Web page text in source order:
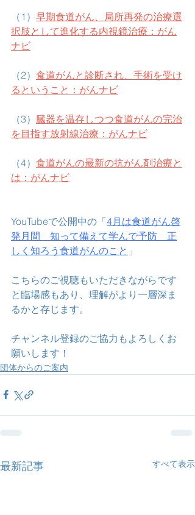
（1） 早期食道がん、局所再発の治療選
択肢として進化する内視鏡治療：がん
ナビ
（2） 食道がんと診断され、手術を受け
るということ：がんナビ
（3） 臓器を温存しつつ食道がんの完治
を目指す放射線治療：がんナビ
（4） 食道がんの最新の抗がん剤治療と
は：がんナビ
YouTubeで公開中の「4月は食道がん啓
発月間　知って備えて学んで予防　正
しく知ろう食道がんのこと 」
こちらのご視聴もいただきながらです
と臨場感もあり、理解がより一層深ま
るかと存じます。
チャンネル登録のご協力もよろしくお
願いします！
団体からのご案内
最新記事 すべて表示